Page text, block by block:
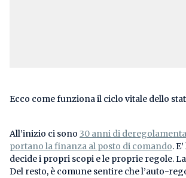
Ecco come funziona il ciclo vitale dello
All’inizio ci sono 30 anni di
portano la finanza al posto di comando.
decide i propri scopi e le proprie regole.
Del resto, è comune sentire che l’auto-